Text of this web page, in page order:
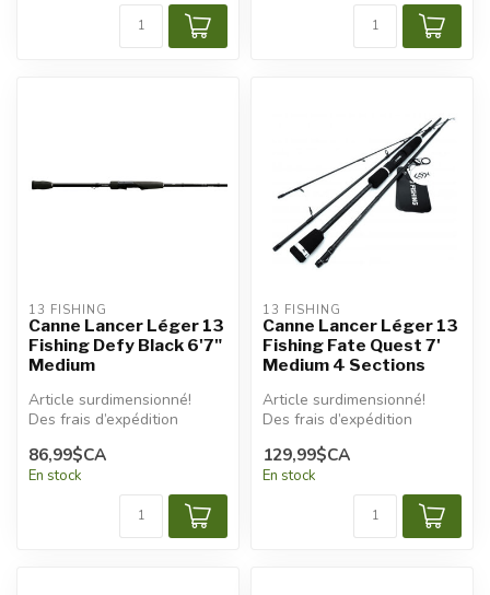
13 FISHING
Canne Lancer Léger 13
Fishing Defy Black 6'7"
Medium
Article surdimensionné!
Des frais d’expédition
appliqués.
86,99$CA
En stock
13 FISHING
Canne Lancer Léger 13
Fishing Fate Quest 7'
Medium 4 Sections
Article surdimensionné!
Des frais d’expédition
appliqués.
129,99$CA
En stock